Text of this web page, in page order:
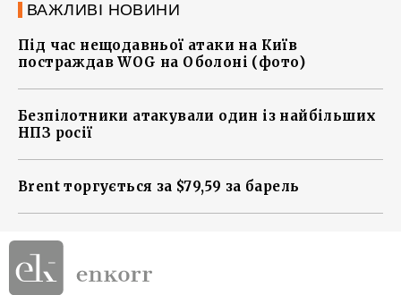
ВАЖЛИВІ НОВИНИ
Під час нещодавньої атаки на Київ
постраждав WOG на Оболоні (фото)
Безпілотники атакували один із найбільших
НПЗ росії
Brent торгується за $79,59 за барель